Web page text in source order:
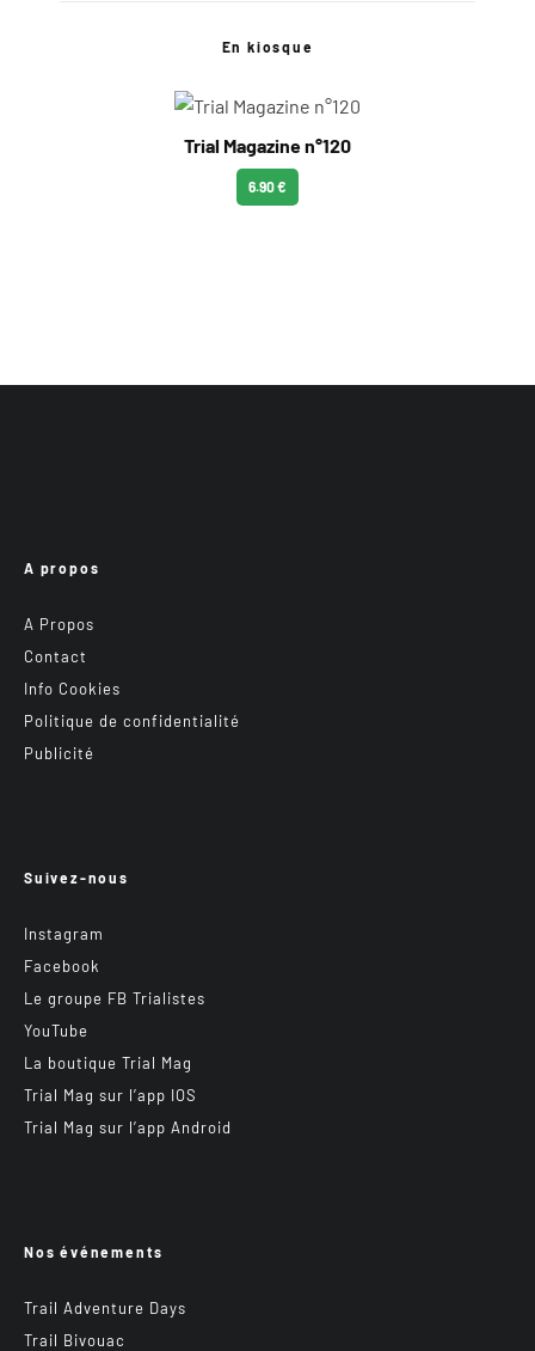
En kiosque
Trial Magazine n°120
6.90 €
A propos
A Propos
Contact
Info Cookies
Politique de confidentialité
Publicité
Suivez-nous
Instagram
Facebook
Le groupe FB Trialistes
YouTube
La boutique Trial Mag
Trial Mag sur l’app IOS
Trial Mag sur l’app Android
Nos événements
Trail Adventure Days
Trail Bivouac